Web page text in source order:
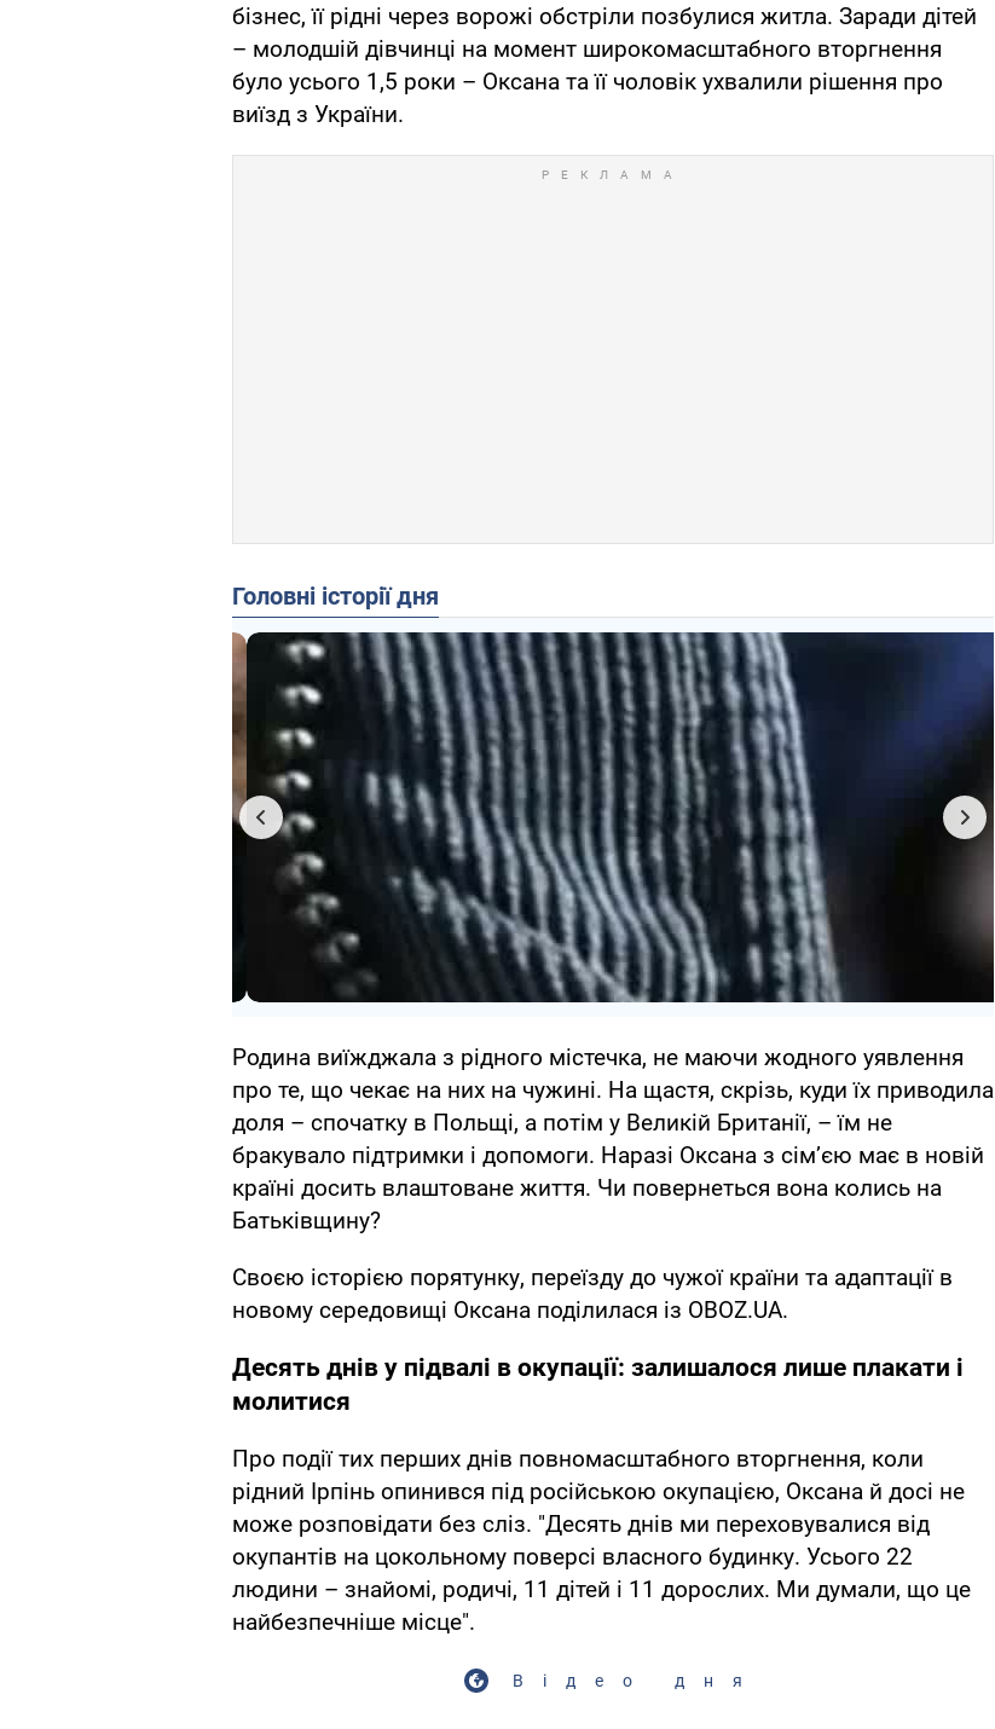
бізнес, її рідні через ворожі обстріли позбулися житла. Заради дітей
– молодшій дівчинці на момент широкомасштабного вторгнення
було усього 1,5 роки – Оксана та її чоловік ухвалили рішення про
виїзд з України.
Головні історії дня
Родина виїжджала з рідного містечка, не маючи жодного уявлення
про те, що чекає на них на чужині. На щастя, скрізь, куди їх приводила
доля – спочатку в Польщі, а потім у Великій Британії, – їм не
бракувало підтримки і допомоги. Наразі Оксана з сім’єю має в новій
країні досить влаштоване життя. Чи повернеться вона колись на
Батьківщину?
Своєю історією порятунку, переїзду до чужої країни та адаптації в
новому середовищі Оксана поділилася із OBOZ.UA.
Десять днів у підвалі в окупації: залишалося лише плакати і
молитися
Про події тих перших днів повномасштабного вторгнення, коли
рідний Ірпінь опинився під російською окупацією, Оксана й досі не
може розповідати без сліз. "Десять днів ми переховувалися від
окупантів на цокольному поверсі власного будинку. Усього 22
людини – знайомі, родичі, 11 дітей і 11 дорослих. Ми думали, що це
найбезпечніше місце".
Відео дня